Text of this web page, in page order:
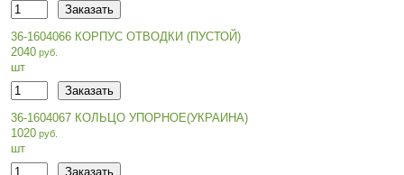
36-1604066 КОРПУС ОТВОДКИ (ПУСТОЙ)
2040
шт
36-1604067 КОЛЬЦО УПОРНОЕ(УКРАИНА)
1020
шт